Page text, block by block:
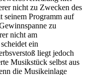
nicht zu Zwecken des
seinem Programm auf
zu
nicht am
ein
liegt jedoch
Musikstück selbst aus
die Musikeinlage